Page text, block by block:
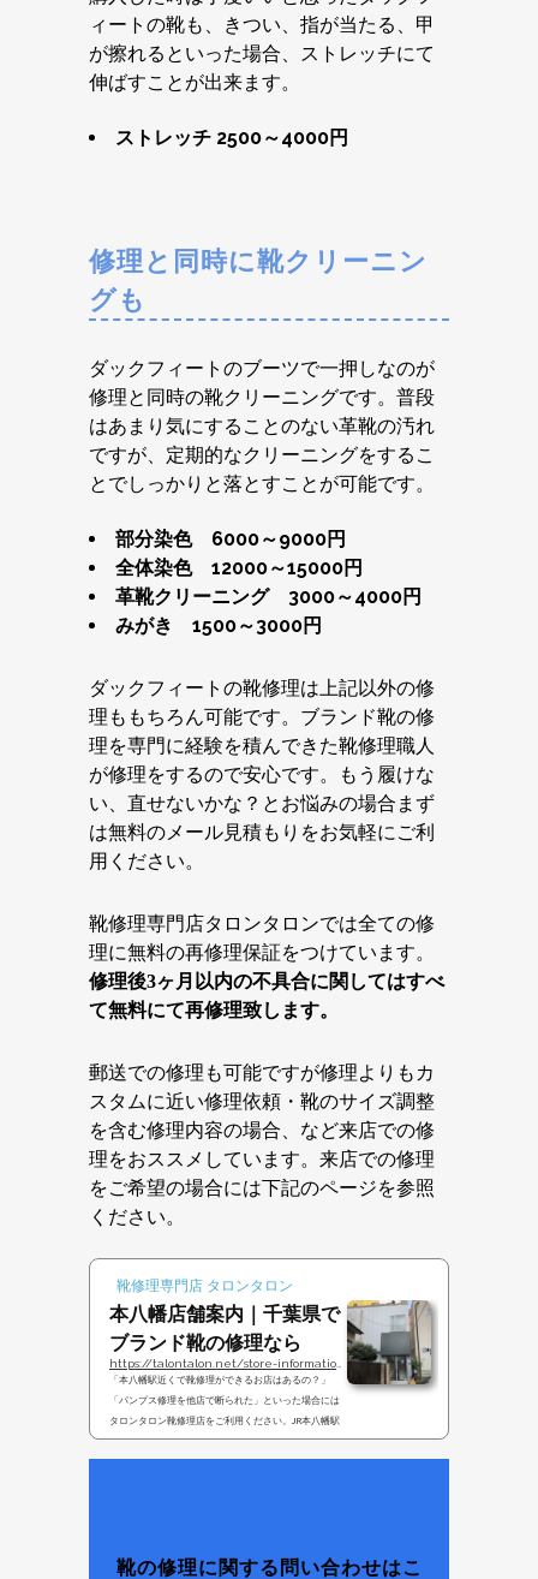
ィートの靴も、きつい、指が当たる、甲
が擦れるといった場合、ストレッチにて
伸ばすことが出来ます。
ストレッチ 2500～4000円
修理と同時に靴クリーニン
グも
ダックフィートのブーツで一押しなのが
修理と同時の靴クリーニングです。普段
はあまり気にすることのない革靴の汚れ
ですが、定期的なクリーニングをするこ
とでしっかりと落とすことが可能です。
部分染色 6000～9000円
全体染色 12000～15000円
革靴クリーニング 3000～4000円
みがき 1500～3000円
ダックフィートの靴修理は上記以外の修
理ももちろん可能です。ブランド靴の修
理を専門に経験を積んできた靴修理職人
が修理をするので安心です。もう履けな
い、直せないかな？とお悩みの場合まず
は無料のメール見積もりをお気軽にご利
用ください。
靴修理専門店タロンタロンでは全ての修
理に無料の再修理保証をつけています。
修理後3ヶ月以内の不具合に関してはすべ
て無料にて再修理致します。
郵送での修理も可能ですが修理よりもカ
スタムに近い修理依頼・靴のサイズ調整
を含む修理内容の場合、など来店での修
理をおススメしています。来店での修理
をご希望の場合には下記のページを参照
ください。
靴修理専門店 タロンタロン
本八幡店舗案内｜千葉県で
ブランド靴の修理なら
「本八幡駅近くで靴修理ができるお店はあるの？」
「パンプス修理を他店で断られた」といった場合には
タロンタロン靴修理店をご利用ください。JR本八幡駅
から徒歩２分にありますのでお気軽にどうぞ。千葉県
で靴修理の専門店をお探しの場合にはこちらのページ
ない場合には電話にてご連絡ください。他店にて断ら
靴の修理に関する問い合わせはこ